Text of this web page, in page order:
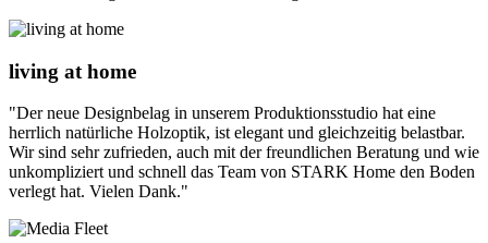
living at home
"Der neue Designbelag in unserem Produktionsstudio hat eine
herrlich natürliche Holzoptik, ist elegant und gleichzeitig belastbar.
Wir sind sehr zufrieden, auch mit der freundlichen Beratung und wie
unkompliziert und schnell das Team von STARK Home den Boden
verlegt hat. Vielen Dank."